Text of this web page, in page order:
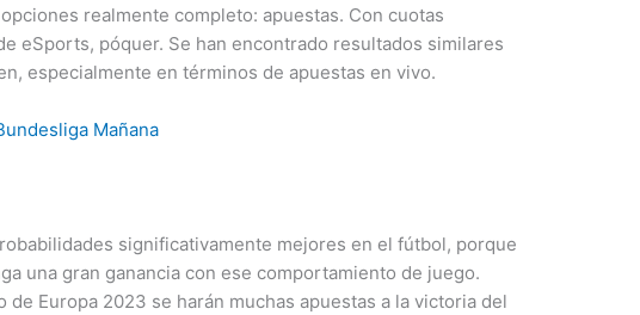
realmente completo: apuestas. Con cuotas
eSports, póquer. Se han encontrado resultados similares
especialmente en términos de apuestas en vivo.
Mañana
significativamente mejores en el fútbol, porque
una gran ganancia con ese comportamiento de juego.
de Europa 2023 se harán muchas apuestas a la victoria del